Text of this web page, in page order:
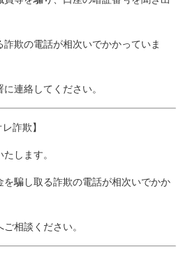
欺の電話が相次いでかかっていま
連絡してください。
詐欺】
します。
騙し取る詐欺の電話が相次いでかか
相談ください。